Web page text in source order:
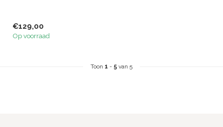
€129,00
Op voorraad
Toon 1 - 5 van 5